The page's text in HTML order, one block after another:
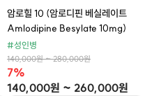
암로힐 10 (암로디핀 베실레이트
Amlodipine Besylate 10mg)
#성인병
140,000원 ~ 280,000원
7%
140,000원 ~ 260,000원